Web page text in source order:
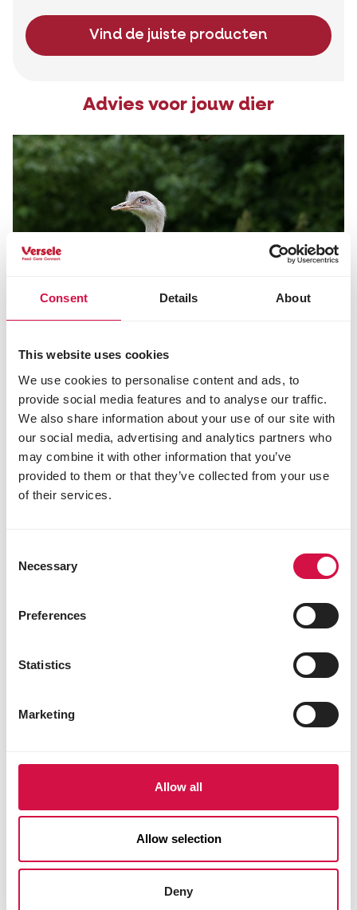
Consent Details About
This website uses cookies
We use cookies to personalise content and ads, to
provide social media features and to analyse our traffic.
We also share information about your use of our site with
our social media, advertising and analytics partners who
may combine it with other information that you’ve
provided to them or that they’ve collected from your use
of their services.
Selection
Necessary
Preferences
Statistics
Marketing
Allow all
Allow selection
Deny
Vind de juiste producten
Advies voor jouw dier
FLIGHTLESS BIRDS